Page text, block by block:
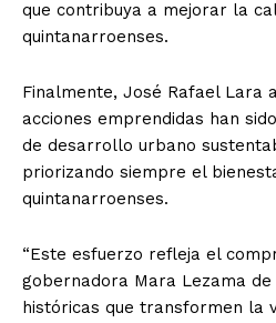
que contribuya a mejorar la
quintanarroenses.
Finalmente, José Rafael Lara
acciones emprendidas han
de desarrollo urbano
priorizando siempre el
quintanarroenses.
“Este esfuerzo refleja el
gobernadora Mara Lezama
históricas que transformen la